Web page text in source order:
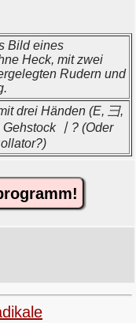
Bild eines
Heck, mit zwei
Rudern und
drei Händen (E, 彐,
Gehstock 丨? (Oder